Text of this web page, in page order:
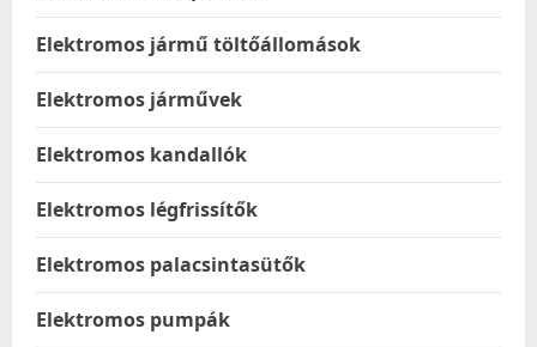
Elektromos jármű töltőállomások
Elektromos járművek
Elektromos kandallók
Elektromos légfrissítők
Elektromos palacsintasütők
Elektromos pumpák